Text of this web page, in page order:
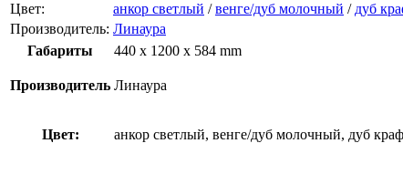
Цвет:
анкор светлый /венге/дуб молочный / дуб
Производитель: Линаура
Габариты
440 x 1200 x 584 mm
Производитель Линаура
Цвет: анкор светлый, венге/дуб молочный, дуб